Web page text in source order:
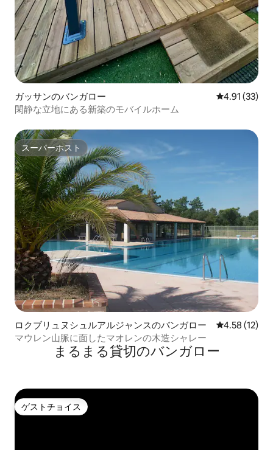
ガッサンのバンガロー レビュー33
4.91 (33)
閑静な立地にある新築のモバイルホーム
スーパーホスト
スーパーホスト
ロクブリュヌシュルアルジャンスのバンガロー レビュー12
4.58 (12)
マウレン山脈に面したマオレンの木造シャレー
まるまる貸切のバンガロー
ゲストチョイス
ゲストチョイス